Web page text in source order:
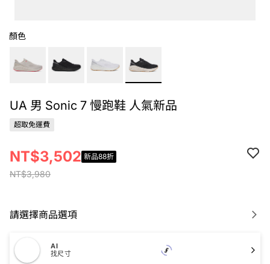
顏色
UA 男 Sonic 7 慢跑鞋 人氣新品
超取免運費
NT$3,980
NT$3,502 新品88折
請選擇商品選項
AI
找尺寸